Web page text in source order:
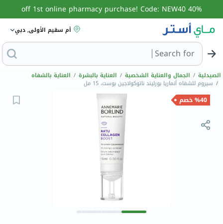
40% off 1st online pharmacy purchase! Code: NEW40
أم سقيم الأولى, دبي
Search forالبحث عن مزيل عرق
الصيدلية / الجمال والعناية الشخصية / العناية بالبشرة / العناية بالشفاه
/ سيروم للشفاه أنماريا بورليند ناتوكولاجين بوست، 15 مل
%40 خصم